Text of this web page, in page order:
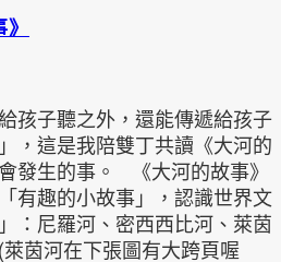
孩子聽之外，還能傳遞給孩子
，這是我陪雙丁共讀《大河的
發生的事。 《大河的故事》
有趣的小故事」，認識世界文
：尼羅河、密西西比河、萊茵
茵河在下張圖有大跨頁喔